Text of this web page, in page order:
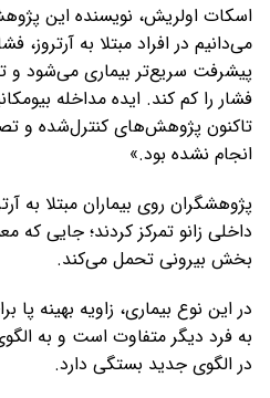
اسکات اولریش، نویسنده این
می‌دانیم در افراد مبتلا به آرتروز،
پیشرفت سریع‌تر بیماری می‌شود و
فشار را کم کند. ایده مداخله
تاکنون پژوهش‌های کنترل‌شده و
انجام نشده بود.»
پژوهشگران روی بیماران مبتلا
داخلی زانو تمرکز کردند؛ جایی که
بخش بیرونی تحمل می‌کند.
در این نوع بیماری، زاویه بهینه پا
به فرد دیگر متفاوت است و به
در الگوی جدید بستگی دارد.